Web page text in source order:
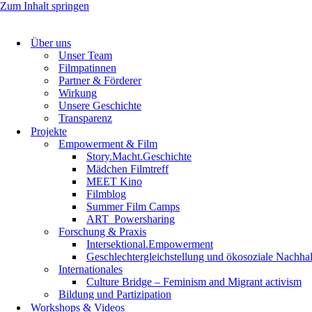
Zum Inhalt springen
Über uns
Unser Team
Filmpatinnen
Partner & Förderer
Wirkung
Unsere Geschichte
Transparenz
Projekte
Empowerment & Film
Story.Macht.Geschichte
Mädchen Filmtreff
MEET Kino
Filmblog
Summer Film Camps
ART_Powersharing
Forschung & Praxis
Intersektional.Empowerment
Geschlechtergleichstellung und ökosoziale
Internationales
Culture Bridge – Feminism and Migrant activism
Bildung und Partizipation
Workshops & Videos